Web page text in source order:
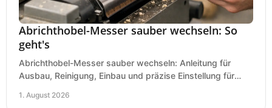
Abrichthobel-Messer sauber wechseln: So
geht's
Abrichthobel-Messer sauber wechseln: Anleitung für
Ausbau, Reinigung, Einbau und präzise Einstellung für
1. August 2026